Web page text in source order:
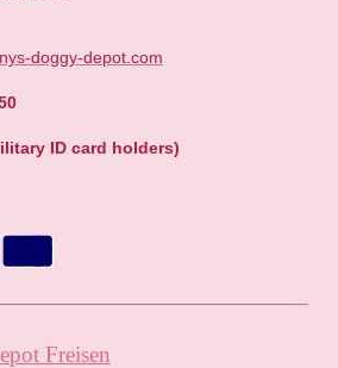
doggy-depot.com
ID card holders)
Freisen